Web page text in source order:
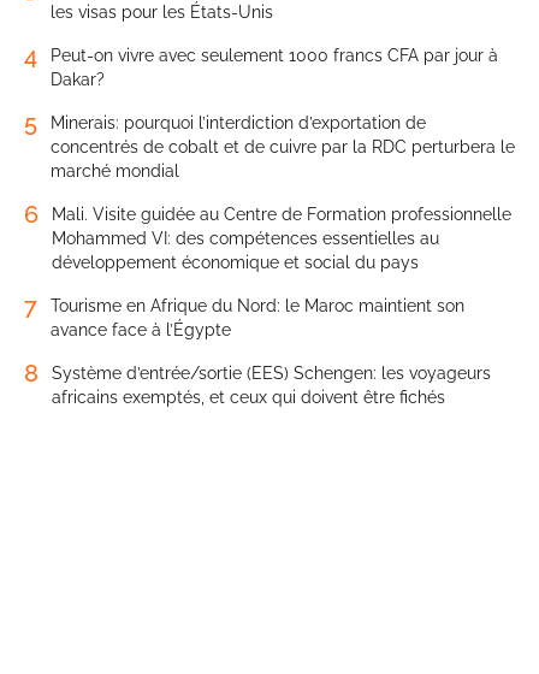
les visas pour les États-Unis
4
Peut-on vivre avec seulement 1000 francs CFA par jour à
Dakar?
5
Minerais: pourquoi l’interdiction d’exportation de
concentrés de cobalt et de cuivre par la RDC perturbera le
marché mondial
6
Mali. Visite guidée au Centre de Formation professionnelle
Mohammed VI: des compétences essentielles au
développement économique et social du pays
7
Tourisme en Afrique du Nord: le Maroc maintient son
avance face à l’Égypte
8
Système d’entrée/sortie (EES) Schengen: les voyageurs
africains exemptés, et ceux qui doivent être fichés